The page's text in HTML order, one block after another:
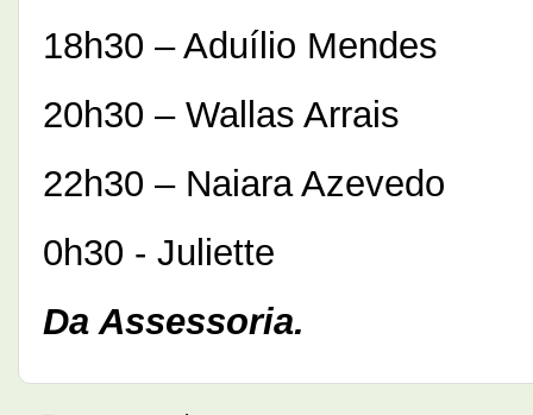
18h30 – Aduílio Mendes
20h30 – Wallas Arrais
22h30 – Naiara Azevedo
0h30 - Juliette
Da Assessoria.